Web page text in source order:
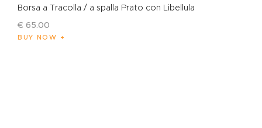
Borsa a Tracolla / a spalla Prato con Libellula
€ 65.00
BUY NOW